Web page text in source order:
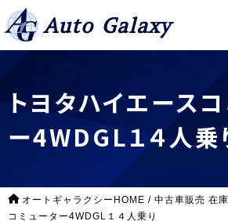
Auto Galaxy
トヨタハイエース
ー4WDGL１４人乗
オートギャラクシーHOME / 中古車販売 在
コミューター4WDGL１４人乗り